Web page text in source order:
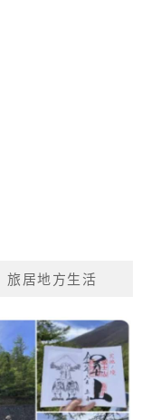
旅居地方生活